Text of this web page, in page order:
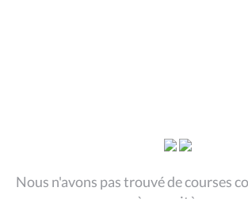
Nous n'avons pas trouvé de courses